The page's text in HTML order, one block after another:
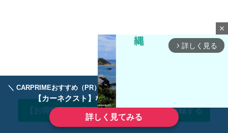
＼ CARPRIMEおすすめ（PR） ／ディーラーで手放すのはもったいない！
【カーネクスト】ならどんなクルマも高価買取
詳しく見てみる
【お得情報あり】CARPRIMEのLINEに登録する
close
arrow_forward_ios 詳しく見る